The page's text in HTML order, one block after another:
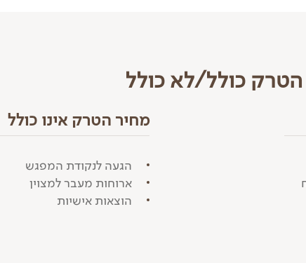
כולל/לא כולל
מחיר הטרק אינו כולל
הגעה לנקודת המפגש
ארוחות מעבר למצוין
הוצאות אישיות